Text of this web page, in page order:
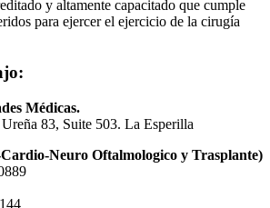
y altamente capacitado que cumple
para ejercer el ejercicio de la cirugía
Médicas.
83, Suite 503. La Esperilla
Neuro Oftalmologico y Trasplante)